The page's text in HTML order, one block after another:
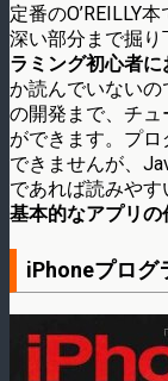
定番のO’REILLY
深い部分まで掘り
ラミング初心者
か読んでいない
の開発まで、チ
ができます。プ
できませんが、
であれば読みやす
基本的なアプリ
iPhoneプログ